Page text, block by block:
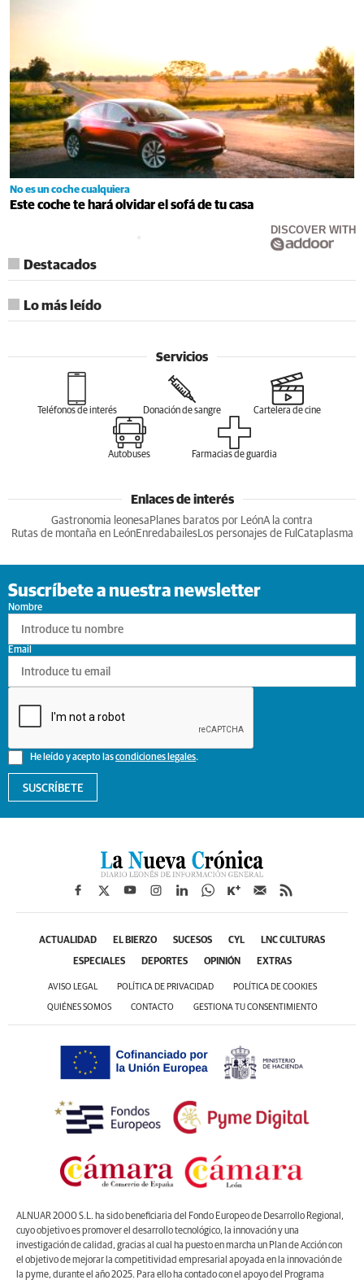
No es un coche cualquiera
Este coche te hará olvidar el sofá de tu casa
DISCOVER WITH
Destacados
Lo más leído
Servicios
Teléfonos de interés Donación de sangre Cartelera de cine
Autobuses Farmacias de guardia
Enlaces de interés
Gastronomia leonesa Planes baratos por LeónA la contra
Rutas de montaña en LeónEnredabailesLos personajes de Ful Cataplasma
Suscríbete a nuestra newsletter
Nombre
He leído y acepto lascondiciones legales.
Email
SUSCRÍBETE
ACTUALIDAD EL BIERZO SUCESOS CYL LNC CULTURAS
ESPECIALES DEPORTES OPINIÓN EXTRAS
AVISO LEGAL POLÍTICA DE PRIVACIDAD POLÍTICA DE COOKIES
QUIÉNES SOMOS CONTACTO GESTIONA TU CONSENTIMIENTO
ALNUAR 2000 S.L. ha sido beneficiaria del Fondo Europeo de Desarrollo Regional,
cuyo objetivo es promover el desarrollo tecnológico, la innovación y una
investigación de calidad, gracias al cual ha puesto en marcha un Plan de Acción con
el objetivo de mejorar la competitividad empresarial apoyada en la innovación de
la pyme, durante el año 2025. Para ello ha contado con el apoyo del Programa